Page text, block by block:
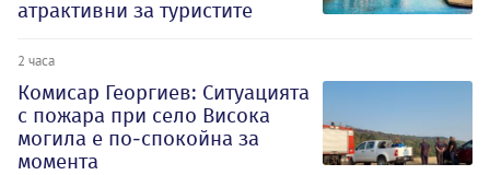
атрактивни за туристите
2 часа
Комисар Георгиев: Ситуацията
с пожара при село Висока
могила е по-спокойна за
момента